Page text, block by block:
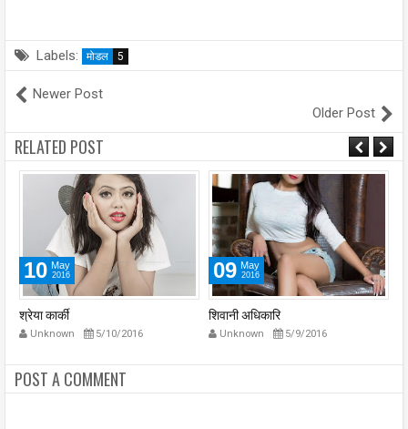
Labels: मोडल 5
Newer Post
Older Post
RELATED POST
10 May
2016
श्रेया कार्की
Unknown 5/10/2016
09 May
2016
शिवानी अधिकारि
Unknown 5/9/2016
POST A COMMENT